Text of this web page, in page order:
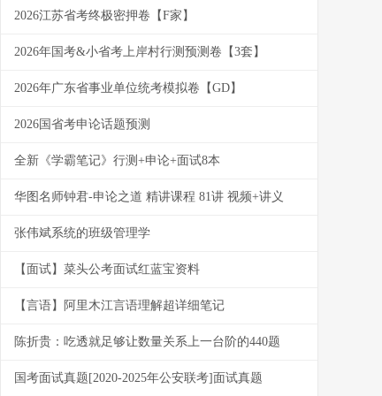
2026江苏省考终极密押卷【F家】
2026年国考&小省考上岸村行测预测卷【3套】
2026年广东省事业单位统考模拟卷【GD】
2026国省考申论话题预测
全新《学霸笔记》行测+申论+面试8本
华图名师钟君-申论之道 精讲课程 81讲 视频+讲义
张伟斌系统的班级管理学
【面试】菜头公考面试红蓝宝资料
【言语】阿里木江言语理解超详细笔记
陈折贵：吃透就足够让数量关系上一台阶的440题
国考面试真题[2020-2025年公安联考]面试真题